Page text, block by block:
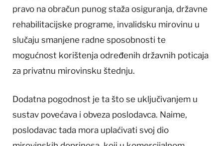
pravo na obračun punog staža osiguranja, državne
rehabilitacijske programe, invalidsku mirovinu u
slučaju smanjene radne sposobnosti te
mogućnost korištenja određenih državnih poticaja
za privatnu mirovinsku štednju.
Dodatna pogodnost je ta što se uključivanjem u
sustav povećava i obveza poslodavca. Naime,
poslodavac tada mora uplaćivati svoj dio